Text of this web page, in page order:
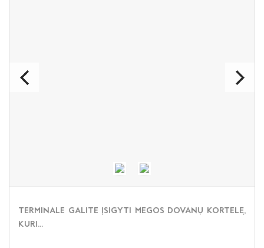
TERMINALE GALITE ĮSIGYTI MEGOS DOVANŲ KORTELĘ,
KURI...